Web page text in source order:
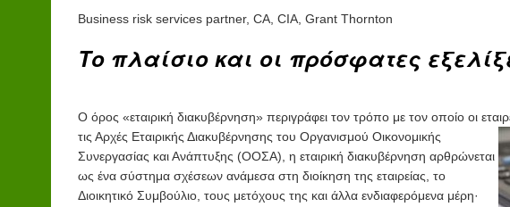
Business risk services partner, CA, CIA, Grant Thornton
Το πλαίσιο και οι πρόσφατες
Ο όρος «εταιρική διακυβέρνηση» περιγράφει τον τρόπο με τον οποίο οι
τις Αρχές Εταιρικής Διακυβέρνησης του Οργανισμού Οικονομικής
Συνεργασίας και Ανάπτυξης (ΟΟΣΑ), η εταιρική διακυβέρνηση αρθρώνεται
ως ένα σύστημα σχέσεων ανάμεσα στη διοίκηση της εταιρείας, το
Διοικητικό Συμβούλιο, τους μετόχους της και άλλα ενδιαφερόμενα μέρη·